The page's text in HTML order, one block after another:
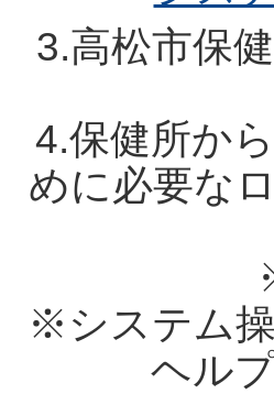
3.高松市保
4.保健所か
めに必要な
※システム
ヘル